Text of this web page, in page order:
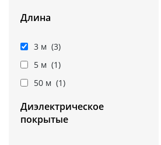
Длина
3 м (3)
5 м (1)
50 м (1)
Диэлектрическое
покрытые